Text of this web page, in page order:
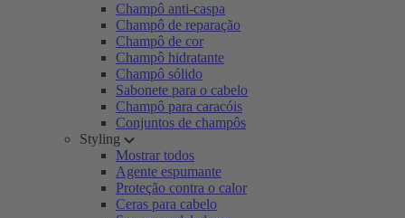
Champô anti-caspa
Champô de reparação
Champô de cor
Champô hidratante
Champô sólido
Sabonete para o cabelo
Champô para caracóis
Conjuntos de champôs
Styling
Mostrar todos
Agente espumante
Proteção contra o calor
Ceras para cabelo